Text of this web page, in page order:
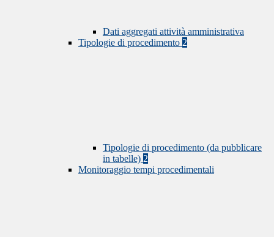
Dati aggregati attività amministrativa
Tipologie di procedimento 2
Tipologie di procedimento (da pubblicare
in tabelle) 2
Monitoraggio tempi procedimentali